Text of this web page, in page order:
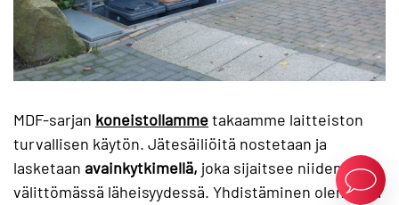
MDF-sarjan koneistollammetakaamme laitteiston
turvallisen käytön. Jätesäiliöitä nostetaan ja
lasketaan avainkytkimellä, joka sijaitsee niiden
välittömässä läheisyydessä. Yhdistäminen olemassa